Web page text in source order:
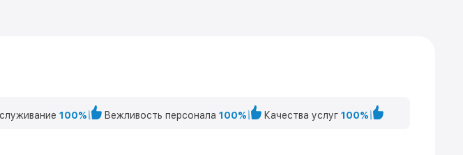
100% Вежливость персонала 100% Качества услуг 100%